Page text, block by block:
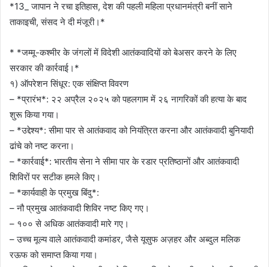
*13_ जापान ने रचा इतिहास, देश की पहली महिला प्रधानमंत्री बनीं साने
ताकाइची, संसद ने दी मंजूरी।*
* *जम्मू-कश्मीर के जंगलों में विदेशी आतंकवादियों को बेअसर करने के लिए
सरकार की कार्रवाई।*
१) ऑपरेशन सिंधूर: एक संक्षिप्त विवरण
– *प्रारंभ*: २२ अप्रैल २०२५ को पहलगाम में २६ नागरिकों की हत्या के बाद
शुरू किया गया।
– *उद्देश्य*: सीमा पार से आतंकवाद को नियंत्रित करना और आतंकवादी बुनियादी
ढांचे को नष्ट करना।
– *कार्रवाई*: भारतीय सेना ने सीमा पार के रडार प्रतिष्ठानों और आतंकवादी
शिविरों पर सटीक हमले किए।
– *कार्यवाही के प्रमुख बिंदु*:
– नौ प्रमुख आतंकवादी शिविर नष्ट किए गए।
– १०० से अधिक आतंकवादी मारे गए।
– उच्च मूल्य वाले आतंकवादी कमांडर, जैसे यूसुफ अज़हर और अब्दुल मलिक
रऊफ को समाप्त किया गया।